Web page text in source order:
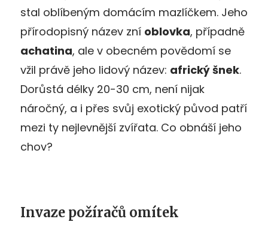
stal oblíbeným domácím mazlíčkem. Jeho
přírodopisný název zní oblovka, případně
achatina, ale v obecném povědomí se
vžil právě jeho lidový název: africký šnek.
Dorůstá délky 20-30 cm, není nijak
náročný, a i přes svůj exotický původ patří
mezi ty nejlevnější zvířata. Co obnáší jeho
chov?
Invaze požíračů omítek